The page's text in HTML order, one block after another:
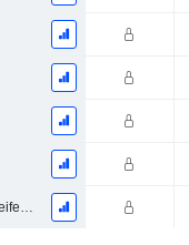
kumulierte Rückstellung für zweifelhafte Forderungen (Zusatz)